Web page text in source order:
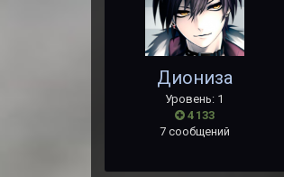
Диониза
Уровень: 1
4 133
7 сообщений